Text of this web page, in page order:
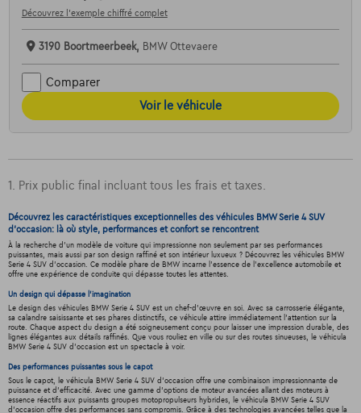
Découvrez l’exemple chiffré complet
3190 Boortmeerbeek, BMW Ottevaere
Comparer
Voir le véhicule
1. Prix public final incluant tous les frais et taxes.
Découvrez les caractéristiques exceptionnelles des véhicules BMW Serie 4 SUV
d'occasion: là où style, performances et confort se rencontrent
À la recherche d'un modèle de voiture qui impressionne non seulement par ses performances
puissantes, mais aussi par son design raffiné et son intérieur luxueux ? Découvrez les véhicules BMW
Serie 4 SUV d'occasion. Ce modèle phare de BMW incarne l'essence de l'excellence automobile et
offre une expérience de conduite qui dépasse toutes les attentes.
Un design qui dépasse l'imagination
Le design des véhicules BMW Serie 4 SUV est un chef-d'œuvre en soi. Avec sa carrosserie élégante,
sa calandre saisissante et ses phares distinctifs, ce véhicule attire immédiatement l'attention sur la
route. Chaque aspect du design a été soigneusement conçu pour laisser une impression durable, des
lignes élégantes aux détails raffinés. Que vous rouliez en ville ou sur des routes sinueuses, le véhicula
BMW Serie 4 SUV d'occasion est un spectacle à voir.
Des performances puissantes sous le capot
Sous le capot, le véhicula BMW Serie 4 SUV d'occasion offre une combinaison impressionnante de
puissance et d'efficacité. Avec une gamme d'options de moteur avancées allant des moteurs à
essence réactifs aux puissants groupes motopropulseurs hybrides, le véhicula BMW Serie 4 SUV
d'occasion offre des performances sans compromis. Grâce à des technologies avancées telles que la